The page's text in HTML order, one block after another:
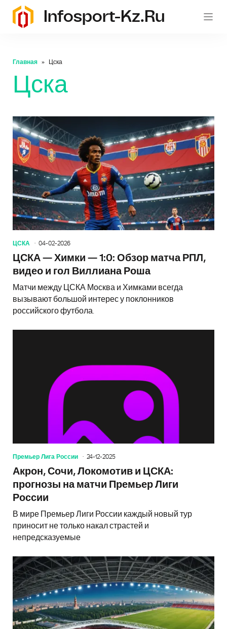
Infosport-Kz.ru
Главная Цска
Цска
ЦСКА 04-02-2026
ЦСКА — Химки — 1:0: Обзор матча РПЛ,
видео и гол Виллиана Роша
Матчи между ЦСКА Москва и Химками всегда
вызывают большой интерес у поклонников
российского футбола.
Премьер Лига России 24-12-2025
Акрон, Сочи, Локомотив и ЦСКА:
прогнозы на матчи Премьер Лиги
России
В мире Премьер Лиги России каждый новый тур
приносит не только накал страстей и
непредсказуемые